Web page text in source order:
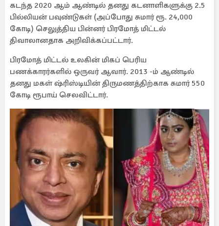
கடந்த 2020 ஆம் ஆண்டில் தனது கடனாளிகளுக்கு 2.5
பில்லியன் பவுண்டுகள் (அப்போது சுமார் ரூ. 24,000
கோடி) செலுத்திய பின்னர் பிரமோத் மிட்டல்
திவாலானதாக அறிவிக்கப்பட்டார்.
பிரமோத் மிட்டல் உலகின் மிகப் பெரிய
பணக்காரர்களில் ஒருவர் ஆவார். 2013 -ம் ஆண்டில்
தனது மகள் ஷ்ரிஸ்டியின் திருமணத்திற்காக சுமார் 550
கோடி ரூபாய் செலவிட்டார்.